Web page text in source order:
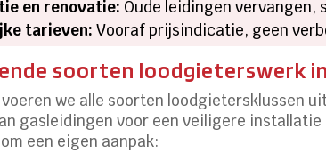
en renovatie: Oude leidingen
tarieven: Vooraf prijsindicatie, geen
soorten loodgieterswerk
voeren we alle soorten loodgietersklussen
gasleidingen voor een veiligere
een eigen aanpak: